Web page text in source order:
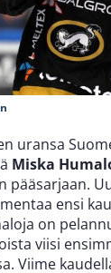
uransa
Miska
pääsarjaan.
ensi
on
viisi
Viime